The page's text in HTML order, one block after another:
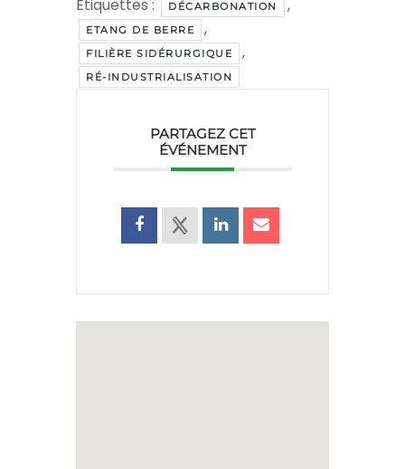
Étiquettes : DÉCARBONATION ,
ETANG DE BERRE ,
FILIÈRE SIDÉRURGIQUE ,
RÉ-INDUSTRIALISATION
PARTAGEZ CET
ÉVÉNEMENT